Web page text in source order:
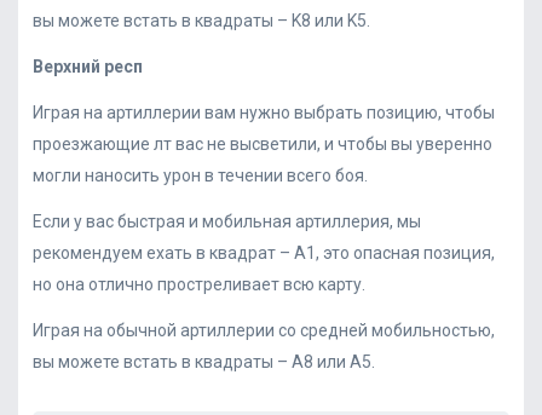
вы можете встать в квадраты – K8 или K5.
Верхний респ
Играя на артиллерии вам нужно выбрать позицию, чтобы
проезжающие лт вас не высветили, и чтобы вы уверенно
могли наносить урон в течении всего боя.
Если у вас быстрая и мобильная артиллерия, мы
рекомендуем ехать в квадрат – A1, это опасная позиция,
но она отлично простреливает всю карту.
Играя на обычной артиллерии со средней мобильностью,
вы можете встать в квадраты – A8 или A5.